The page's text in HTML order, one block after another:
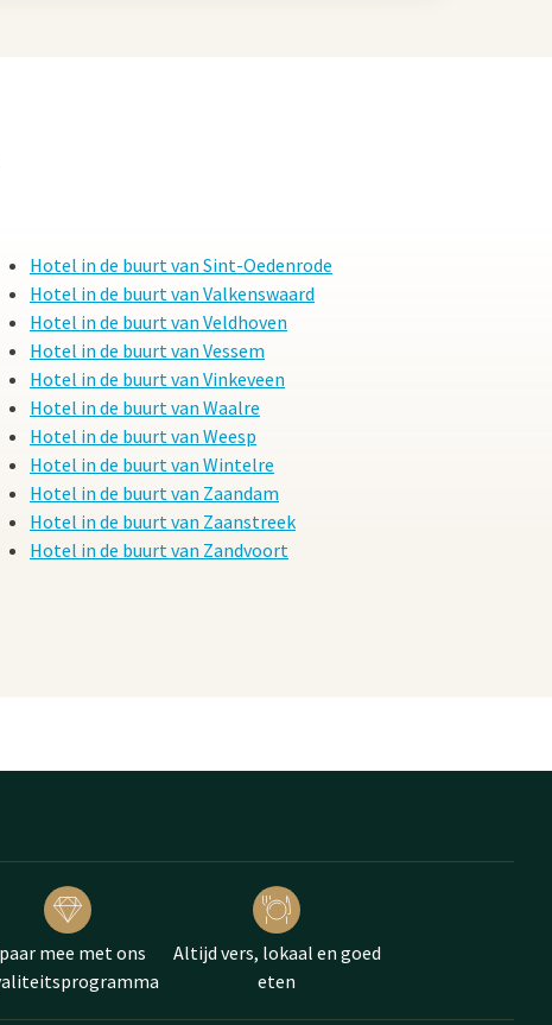
Hotel in de buurt van Sint-Oedenrode
Hotel in de buurt van Valkenswaard
Hotel in de buurt van Veldhoven
Hotel in de buurt van Vessem
Hotel in de buurt van Vinkeveen
Hotel in de buurt van Waalre
Hotel in de buurt van Weesp
Hotel in de buurt van Wintelre
Hotel in de buurt van Zaandam
Hotel in de buurt van Zaanstreek
Hotel in de buurt van Zandvoort
mee met ons
Altijd vers, lokaal en goed
eten